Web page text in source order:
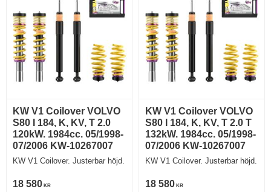
KW V1 Coilover VOLVO
S80 I 184, K, KV, T 2.0
120kW. 1984cc. 05/1998-
07/2006 KW-10267007
KW V1 Coilover. Justerbar höjd.
18 580 KR
KW V1 Coilover VOLVO
S80 I 184, K, KV, T 2.0 T
132kW. 1984cc. 05/1998-
07/2006 KW-10267007
KW V1 Coilover. Justerbar höjd.
18 580 KR